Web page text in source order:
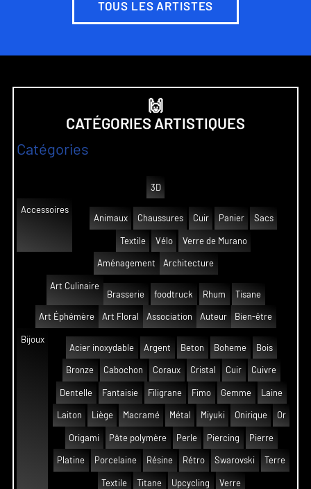
TOUS LES ARTISTES
🙌
CATÉGORIES ARTISTIQUES
Catégories
3D
Accessoires
Animaux
Chaussures Cuir Panier Sacs
Textile Vélo Verre de Murano
Aménagement Architecture
Art Culinaire
Brasserie
foodtruck Rhum Tisane
Art Éphémère Art Floral Association Auteur Bien-être
Bijoux
Acier inoxydable
Argent Beton Boheme Bois
Bronze Cabochon Coraux Cristal Cuir Cuivre
Dentelle Fantaisie Filigrane Fimo Gemme Laine
Laiton Liège Macramé Métal Miyuki Onirique Or
Origami Pâte polymère Perle Piercing Pierre
Platine Porcelaine Résine Rétro Swarovski Terre
Textile Titane Upcycling Verre